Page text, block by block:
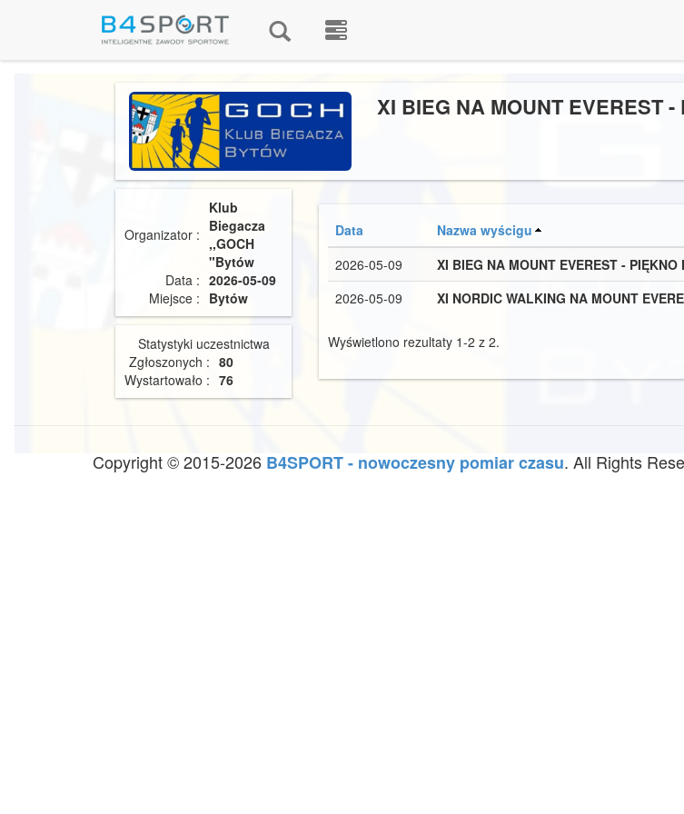
XI BIEG NA MOUNT EVEREST -
Organizator :
Klub
Biegacza
,,GOCH
"Bytów
Data : 2026-05-09
Miejsce : Bytów
Statystyki uczestnictwa
Zgłoszonych : 80
Wystartowało : 76
Data Nazwa wyścigu
2026-05-09
XI BIEG NA MOUNT EVEREST - PIĘKNO
2026-05-09
XI NORDIC WALKING NA MOUNT
Wyświetlono rezultaty 1-2 z 2.
Copyright © 2015-2026 B4SPORT - nowoczesny pomiar czasu. All Rights